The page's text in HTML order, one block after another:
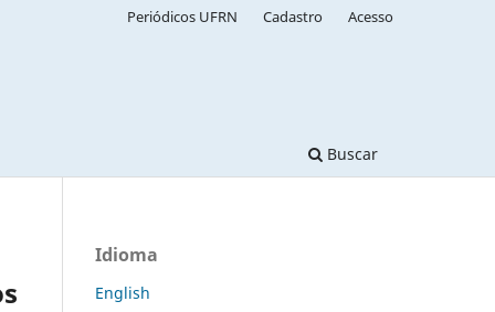
Buscar
Periódicos UFRN Cadastro Acesso
Idioma
English